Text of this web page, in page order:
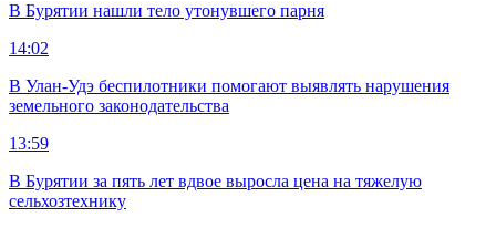
В Бурятии нашли тело утонувшего парня
14:02
В Улан-Удэ беспилотники помогают выявлять нарушения
земельного законодательства
13:59
В Бурятии за пять лет вдвое выросла цена на тяжелую
сельхозтехнику